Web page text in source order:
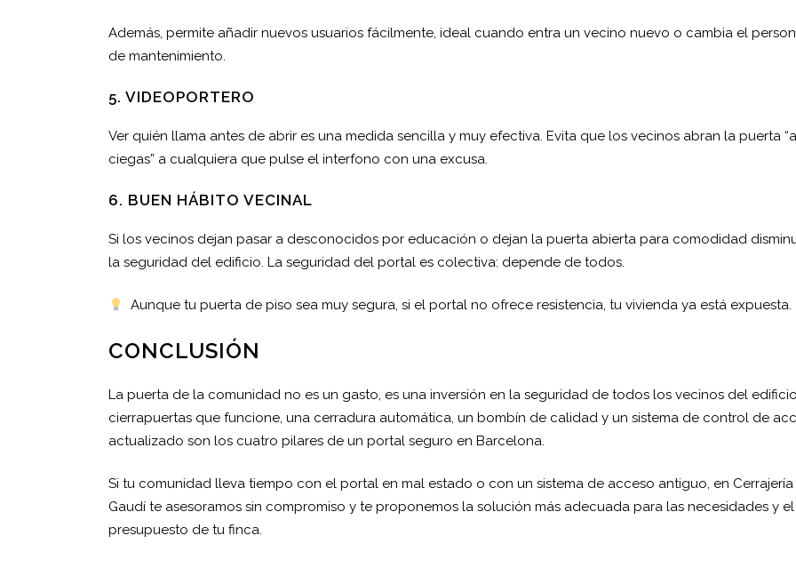
Además, permite añadir nuevos usuarios fácilmente, ideal cuando entra un vecino nuevo o cambia el
de mantenimiento.
5. VIDEOPORTERO
Ver quién llama antes de abrir es una medida sencilla y muy efectiva. Evita que los vecinos abran la puerta “a
ciegas” a cualquiera que pulse el interfono con una excusa.
6. BUEN HÁBITO VECINAL
Si los vecinos dejan pasar a desconocidos por educación o dejan la puerta abierta para comodidad
la seguridad del edificio. La seguridad del portal es colectiva: depende de todos.
Aunque tu puerta de piso sea muy segura, si el portal no ofrece resistencia, tu vivienda ya está expuesta.
CONCLUSIÓN
La puerta de la comunidad no es un gasto, es una inversión en la seguridad de todos los vecinos del
cierrapuertas que funcione, una cerradura automática, un bombín de calidad y un sistema de control de
actualizado son los cuatro pilares de un portal seguro en Barcelona.
Si tu comunidad lleva tiempo con el portal en mal estado o con un sistema de acceso antiguo, en Cerrajería
Gaudí te asesoramos sin compromiso y te proponemos la solución más adecuada para las necesidades y el
presupuesto de tu finca.